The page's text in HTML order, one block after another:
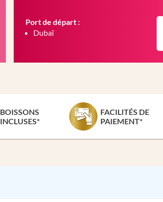
Port de départ :
Dubaï
BOISSONS
INCLUSES*
FACILITÉS DE
PAIEMENT*